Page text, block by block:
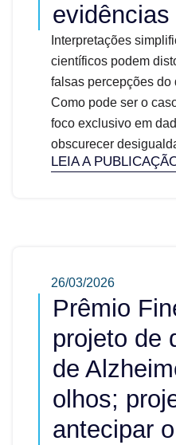
evidências
Interpretações
científicos podem
falsas percepções do
Como pode ser o
foco exclusivo em
obscurecer
LEIA A
26/03/2026
Prêmio
projeto de
de
olhos;
antecipar